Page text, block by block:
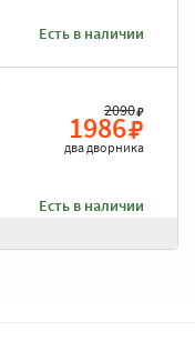
Есть в наличии
2090
1986
два дворника
Есть в наличии